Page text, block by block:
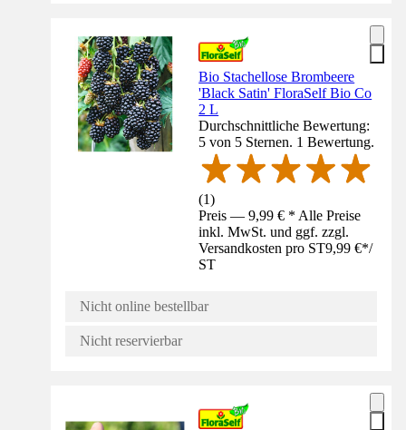
Bio Stachellose Brombeere
'Black Satin' FloraSelf Bio Co
2 L
Durchschnittliche Bewertung:
5 von 5 Sternen. 1 Bewertung.
(1)
Preis — 9,99 € * Alle Preise
inkl. MwSt. und ggf. zzgl.
Versandkosten pro ST9,99 €*/
ST
Nicht online bestellbar
Nicht reservierbar